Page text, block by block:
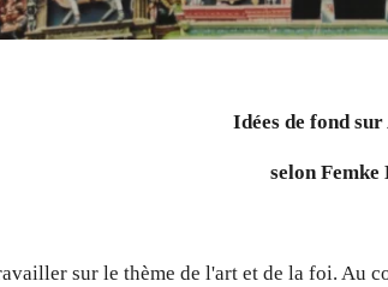
Idées de fond
selon Femke
sur le thème de l'art et de la foi. Au